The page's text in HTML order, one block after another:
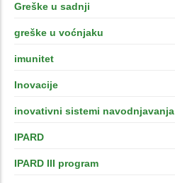
Greške u sadnji
greške u voćnjaku
imunitet
Inovacije
inovativni sistemi navodnjavanja
IPARD
IPARD III program